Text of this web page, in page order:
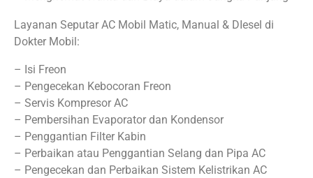
Layanan Seputar AC Mobil Matic, Manual & DIesel di
Dokter Mobil:
– Isi Freon
– Pengecekan Kebocoran Freon
– Servis Kompresor AC
– Pembersihan Evaporator dan Kondensor
– Penggantian Filter Kabin
– Perbaikan atau Penggantian Selang dan Pipa AC
– Pengecekan dan Perbaikan Sistem Kelistrikan AC